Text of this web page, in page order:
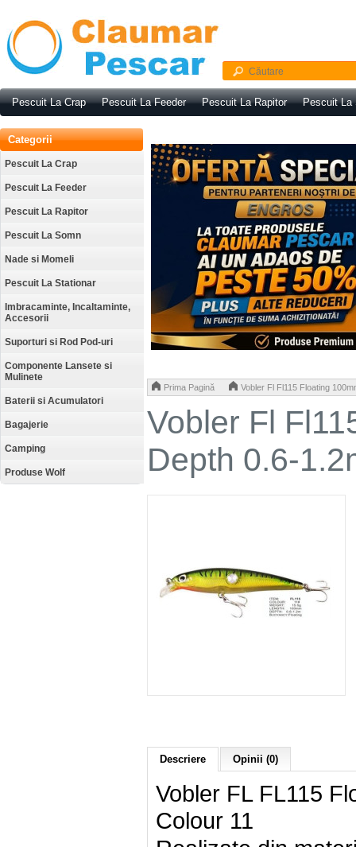
Pescuit La Crap Pescuit La Feeder Pescuit La Rapitor Pescuit La
Categorii
Pescuit La Crap
Pescuit La Feeder
Pescuit La Rapitor
Pescuit La Somn
Nade si Momeli
Pescuit La Stationar
Imbracaminte, Incaltaminte,
Accesorii
Suporturi si Rod Pod-uri
Componente Lansete si
Mulinete
Baterii si Acumulatori
Bagajerie
Camping
Produse Wolf
Prima Pagină Vobler Fl Fl115 Floating
Vobler Fl
Depth 0.6-
Descriere Opinii (0)
Vobler FL FL115
Colour 11